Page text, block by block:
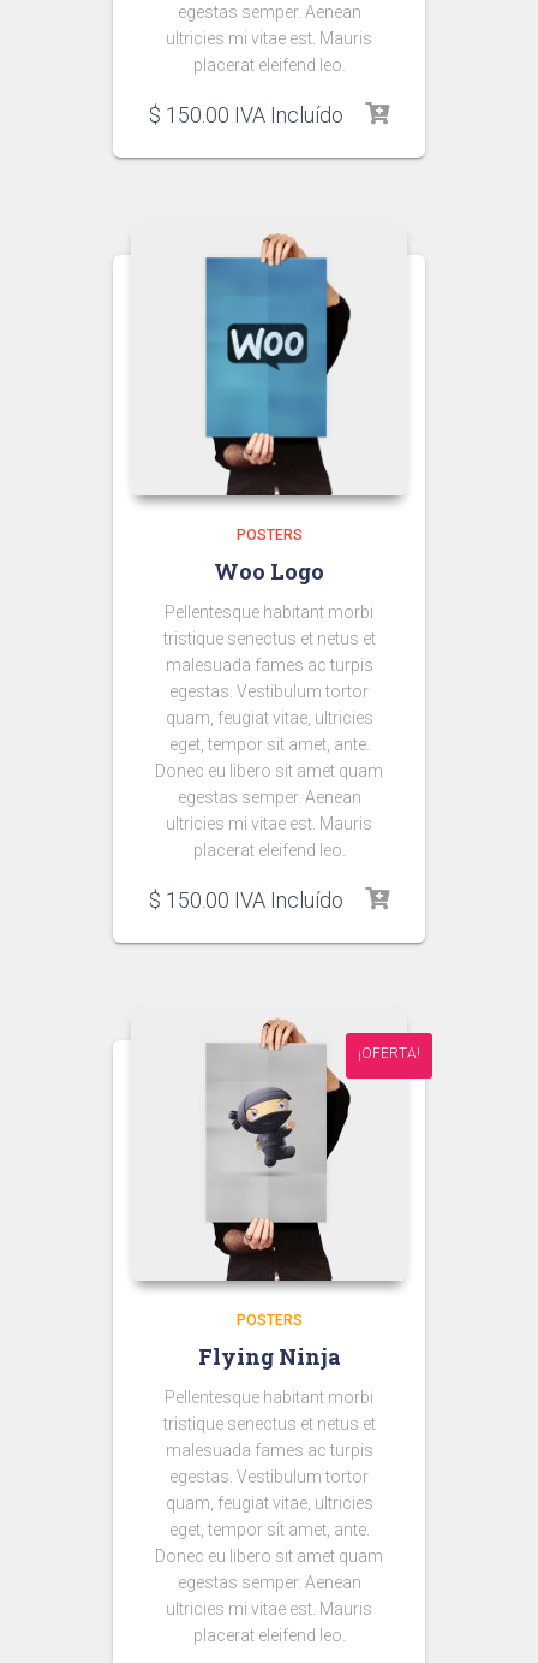
egestas semper. Aenean
ultricies mi vitae est. Mauris
placerat eleifend leo.
$ 150.00 IVA Incluído
POSTERS
Woo Logo
Pellentesque habitant morbi
tristique senectus et netus et
malesuada fames ac turpis
egestas. Vestibulum tortor
quam, feugiat vitae, ultricies
eget, tempor sit amet, ante.
Donec eu libero sit amet quam
egestas semper. Aenean
ultricies mi vitae est. Mauris
placerat eleifend leo.
$ 150.00 IVA Incluído
¡OFERTA!
POSTERS
Flying Ninja
Pellentesque habitant morbi
tristique senectus et netus et
malesuada fames ac turpis
egestas. Vestibulum tortor
quam, feugiat vitae, ultricies
eget, tempor sit amet, ante.
Donec eu libero sit amet quam
egestas semper. Aenean
ultricies mi vitae est. Mauris
placerat eleifend leo.